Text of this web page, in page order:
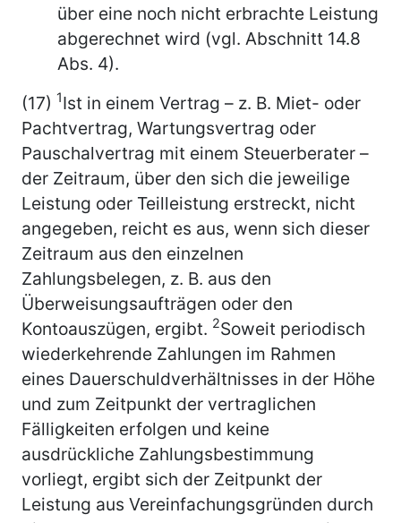
über eine noch nicht erbrachte Leistung
abgerechnet wird (vgl. Abschnitt 14.8
Abs. 4).
(17) 1Ist in einem Vertrag – z. B. Miet- oder
Pachtvertrag, Wartungsvertrag oder
Pauschalvertrag mit einem Steuerberater –
der Zeitraum, über den sich die jeweilige
Leistung oder Teilleistung erstreckt, nicht
angegeben, reicht es aus, wenn sich dieser
Zeitraum aus den einzelnen
Zahlungsbelegen, z. B. aus den
Überweisungsaufträgen oder den
Kontoauszügen, ergibt. 2Soweit periodisch
wiederkehrende Zahlungen im Rahmen
eines Dauerschuldverhältnisses in der Höhe
und zum Zeitpunkt der vertraglichen
Fälligkeiten erfolgen und keine
ausdrückliche Zahlungsbestimmung
vorliegt, ergibt sich der Zeitpunkt der
Leistung aus Vereinfachungsgründen durch